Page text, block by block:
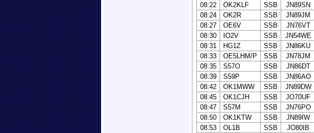
08:22
OK2KLF SSB JN89SN
08:24
OK2R SSB JN89JM
08:27
OE6V SSB JN76VT
08:30
IO2V SSB JN54WE
08:31
HG1Z SSB JN86KU
08:33
OE5LHM/P SSB JN78JM
08:35
S57O SSB JN86DT
08:39
S59P SSB JN86AO
08:42
OK1MWW SSB JN89DW
08:45
OK1CJH SSB JO70UF
08:47
S57M SSB JN76PO
08:50
OK1KTW SSB JN89IW
08:53
OL1B SSB JO80IB